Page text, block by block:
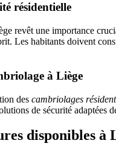
résidentielle
revêt une importance
Les habitants doivent
à Liège
des cambriolages
de sécurité adaptées
disponibles à